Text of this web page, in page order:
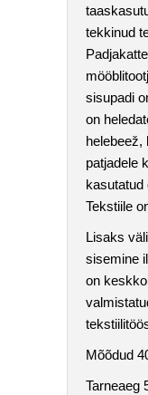
tekkinud
sisupadi
on
helebeež,
patjadele
kasutatud
Tekstiile
Lisaks
sisemine
on
Mõõdud
Tarneaeg